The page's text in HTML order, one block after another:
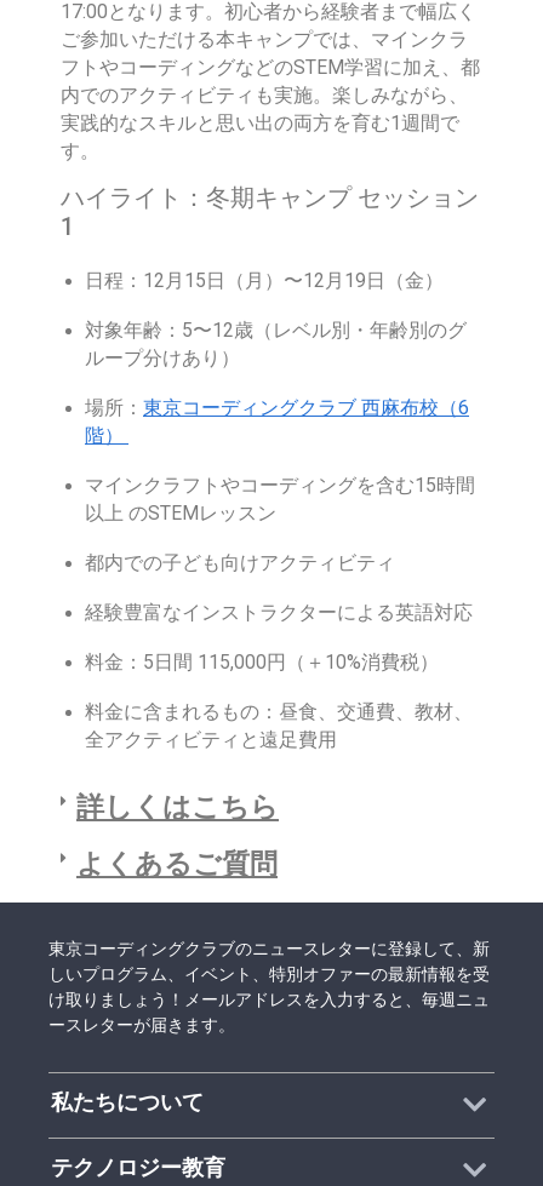
17:00となります。初心者から経験者まで幅広く
ご参加いただける本キャンプでは、マインクラ
フトやコーディングなどのSTEM学習に加え、都
内でのアクティビティも実施。楽しみながら、
実践的なスキルと思い出の両方を育む1週間で
す。
ハイライト：冬期キャンプ セッション
1
日程：12月15日（月）〜12月19日（金）
対象年齢：5〜12歳（レベル別・年齢別のグ
ループ分けあり）
場所： 東京コーディングクラブ 西麻布校（6
階）
マインクラフトやコーディングを含む15時間
以上 のSTEMレッスン
都内での子ども向けアクティビティ
経験豊富なインストラクターによる英語対応
料金：5日間 115,000円（＋10%消費税）
料金に含まれるもの：昼食、交通費、教材、
全アクティビティと遠足費用
詳しくはこちら
よくあるご質問
私たちについて
テクノロジー教育
東京コーディングクラブのニュースレターに登録して、新
しいプログラム、イベント、特別オファーの最新情報を受
け取りましょう！メールアドレスを入力すると、毎週ニュ
ースレターが届きます。